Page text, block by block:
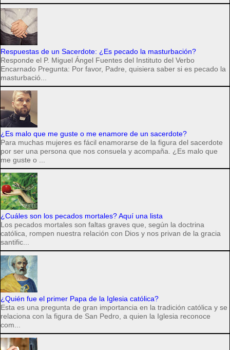
Respuestas de un Sacerdote: ¿Es pecado la masturbación?
Responde el P. Miguel Ángel Fuentes del Instituto del Verbo
Encarnado Pregunta: Por favor, Padre, quisiera saber si es pecado la
masturbació...
¿Es malo que me guste o me enamore de un sacerdote?
Para muchas mujeres es fácil enamorarse de la figura del sacerdote
por ser una persona que nos consuela y acompaña. ¿Es malo que
me guste o ...
¿Cuáles son los pecados mortales? Aquí una lista
Los pecados mortales son faltas graves que, según la doctrina
católica, rompen nuestra relación con Dios y nos privan de la gracia
santific...
¿Quién fue el primer Papa de la Iglesia católica?
Esta es una pregunta de gran importancia en la tradición católica y se
relaciona con la figura de San Pedro, a quien la Iglesia reconoce
com...